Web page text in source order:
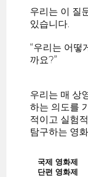
우리는 이 질
있습니다.
“우리는 어떻
까요?”
우리는 매 상
하는 의도를
적이고 실험
탐구하는 영
국제 영화제
단편 영화제